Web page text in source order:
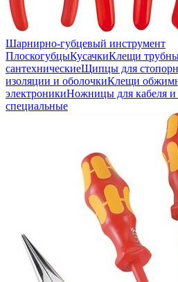
Шарнирно-губцевый инструмент
ПлоскогубцыКусачкиКлещи
сантехническиеЩипцы для
изоляции и оболочкиКлещи
электроникиНожницы для кабеля и
специальные